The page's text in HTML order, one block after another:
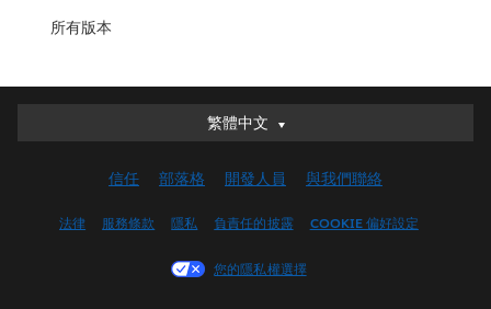
所有版本
繁體中文
繁體中文
English (UK)
Français (Canada)
信任 部落格 開發人員 與我們聯絡
法律 服務條款 隱私 負責任的披露 COOKIE 偏好設定
您的隱私權選擇